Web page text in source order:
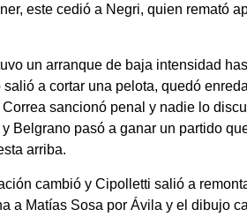
este cedió a Negri, quien remató
un arranque de baja intensidad
a cortar una pelota, quedó
sancionó penal y nadie lo
Belgrano pasó a ganar un partido
arriba.
cambió y Cipolletti salió a
a Matías Sosa por Ávila y el dibujo